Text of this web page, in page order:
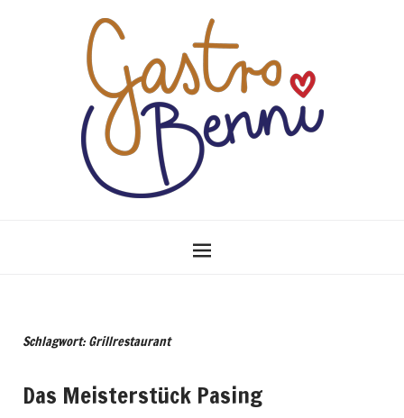
Schlagwort: Grillrestaurant
Das Meisterstück Pasing